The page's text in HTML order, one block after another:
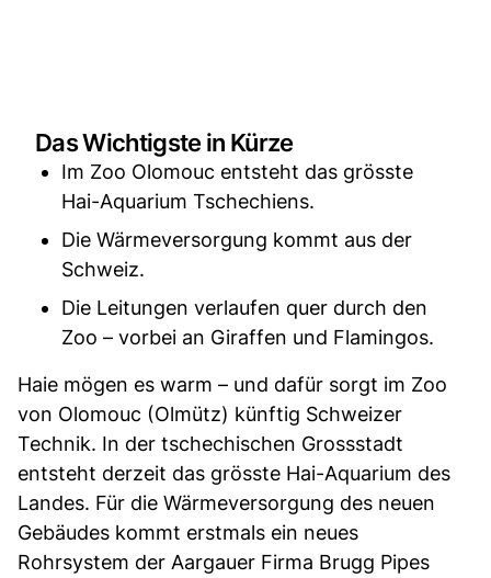
Das Wichtigste in Kürze
Im Zoo Olomouc entsteht das grösste
Hai-Aquarium Tschechiens.
Die Wärmeversorgung kommt aus der
Schweiz.
Die Leitungen verlaufen quer durch den
Zoo – vorbei an Giraffen und Flamingos.
Haie mögen es warm – und dafür sorgt im Zoo
von Olomouc (Olmütz) künftig Schweizer
Technik. In der tschechischen Grossstadt
entsteht derzeit das grösste Hai-Aquarium des
Landes. Für die Wärmeversorgung des neuen
Gebäudes kommt erstmals ein neues
Rohrsystem der Aargauer Firma Brugg Pipes